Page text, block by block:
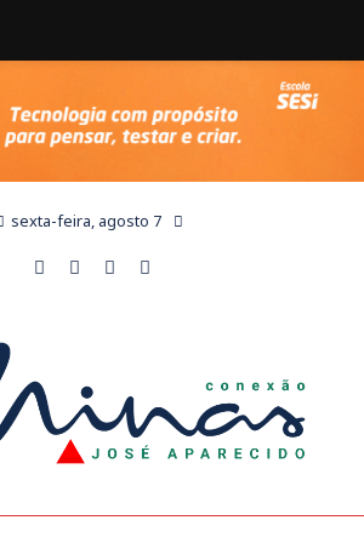
sexta-feira, agosto 7